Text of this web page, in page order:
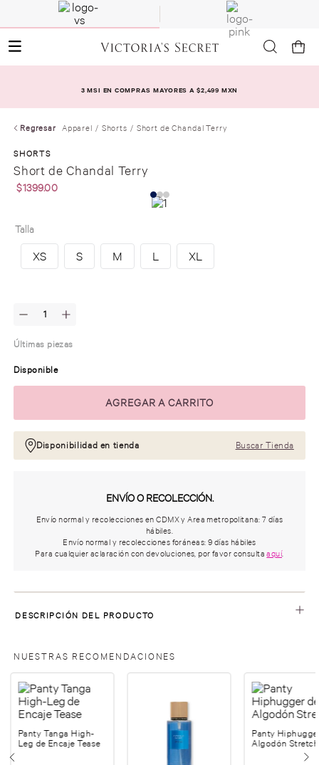
3 MSI EN COMPRAS MAYORES A $2,499 MXN
Regresar Apparel Shorts Short de Chandal Terry
SHORTS
Short de Chandal Terry
$1399.00
Talla
XS S M L XL
Últimas piezas
Disponible
Disponibilidad en tienda Buscar Tienda
ENVÍO O RECOLECCIÓN.
Envío normal y recolecciones en CDMX y Area metropolitana: 7 días
hábiles.
Envío normal y recolecciones foráneas: 9 días hábiles
Para cualquier aclaración con devoluciones, por favor consultaaquí.
DESCRIPCIÓN DEL PRODUCTO
NUESTRAS RECOMENDACIONES
Panty Tanga High-
Leg de Encaje Tease
Panty
Algodón Stretch